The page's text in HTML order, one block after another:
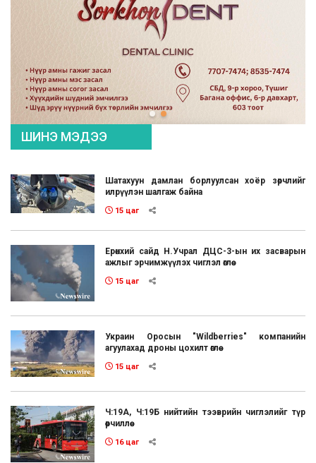
ШИНЭ МЭДЭЭ
Шатахуун дамлан борлуулсан хоёр зөрчлийг
илрүүлэн шалгаж байна
15 цаг
Ерөнхий сайд Н.Учрал ДЦС-3-ын их засварын
ажлыг эрчимжүүлэх чиглэл өглөө
15 цаг
Украин Оросын "Wildberries" компанийн
агуулахад дроны цохилт өглөө
15 цаг
Ч:19А, Ч:19Б нийтийн тээврийн чиглэлийг түр
өөрчиллөө
16 цаг